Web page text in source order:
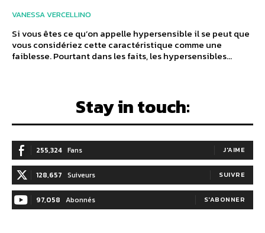
VANESSA VERCELLINO
Si vous êtes ce qu’on appelle hypersensible il se peut que
vous considériez cette caractéristique comme une
faiblesse. Pourtant dans les faits, les hypersensibles...
Stay in touch:
255,324 Fans J'AIME
128,657 Suiveurs SUIVRE
97,058 Abonnés S'ABONNER